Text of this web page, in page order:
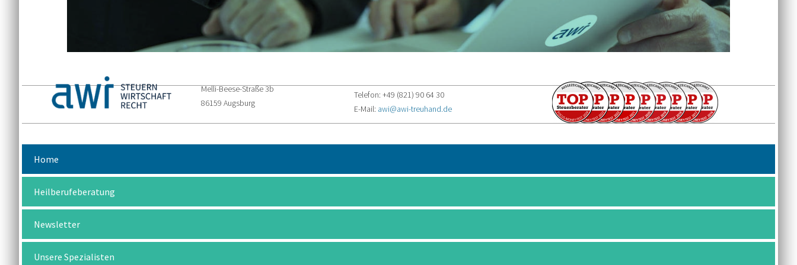
Melli-Beese-Straße 3b
86159 Augsburg
Telefon: +49 (821) 90 64 30
E-Mail: awi@awi-treuhand.de
Home
Heilberufeberatung
Newsletter
Unsere Spezialisten